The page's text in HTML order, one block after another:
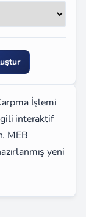
İşlemi
interaktif
MEB
yeni